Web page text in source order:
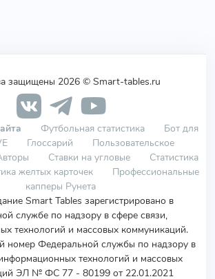
защищены 2026 © Smart-tables.ru
Футбольная статистика
Бот для
Глоссарий
Пользовательское
Ставки на угловые
Статистика
желтых карточек
Профессиональные
капперы Рунета
Smart Tables зарегистрировано в
службе по надзору в сфере связи,
технологий и массовых коммуникаций.
номер Федеральной службы по надзору в
технологий и массовых
ЭЛ № ФС 77 - 80199 от 22.01.2021